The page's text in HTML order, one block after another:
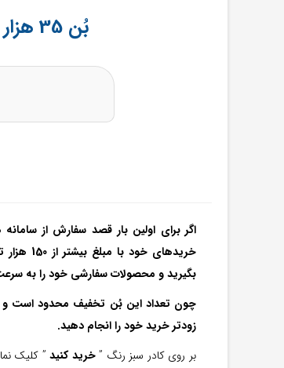
بُن 35 هزار تومانی خرید اول از دیجی جت
بگیرید و محصولات سفارشی خود را به
چون تعداد این بُن تخفیف محدود است و
زودتر خرید خود را انجام دهید.
بر روی کادر سبز رنگ ”خرید کنید” کلیک